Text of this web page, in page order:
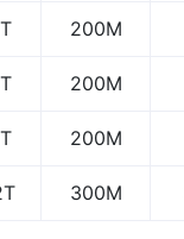
200M
200M
200M
300M